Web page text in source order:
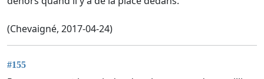
(Chevaigné, 2017-04-24)
#155